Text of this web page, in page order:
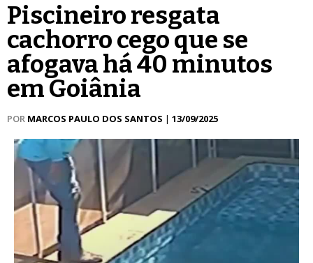
Piscineiro resgata
cachorro cego que se
afogava há 40 minutos
em Goiânia
POR MARCOS PAULO DOS SANTOS | 13/09/2025